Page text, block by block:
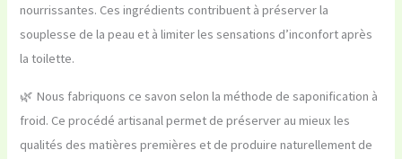
nourrissantes. Ces ingrédients contribuent à préserver la
souplesse de la peau et à limiter les sensations d’inconfort après
la toilette.
🌿 Nous fabriquons ce savon selon la méthode de saponification à
froid. Ce procédé artisanal permet de préserver au mieux les
qualités des matières premières et de produire naturellement de